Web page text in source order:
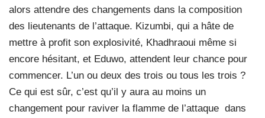
alors attendre des changements dans la composition
des lieutenants de l’attaque. Kizumbi, qui a hâte de
mettre à profit son explosivité, Khadhraoui même si
encore hésitant, et Eduwo, attendent leur chance pour
commencer. L’un ou deux des trois ou tous les trois ?
Ce qui est sûr, c’est qu’il y aura au moins un
changement pour raviver la flamme de l’attaque dans